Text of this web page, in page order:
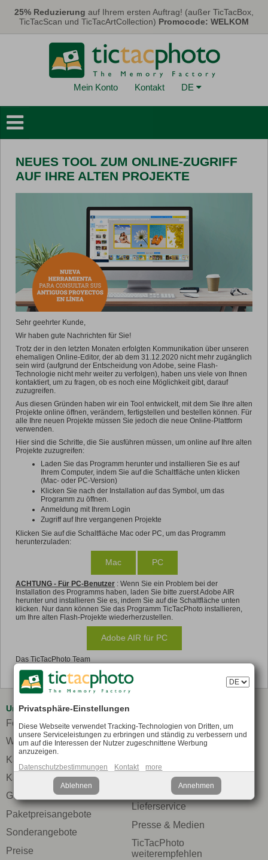
25% Reduzierung auf Ihrem ersten Auftrag! (außer TicTacBox,
TicTacScan und TicTacArtCollection) Promocode: WELKOM
Mein Konto Kontakt DE
Wanddekoration
Kalender
Karten
FotoGeschenke
Promo
NEUES TOOL ZUM ONLINE-ZUGRIFF
AUF IHRE ALTEN PROJEKTE
Sehr geehrter Kunde,
Wir haben gute Nachrichten für Sie!
Trotz der in den letzten Monaten erfolgten Kommunikation über unseren
ehemaligen Online-Editor, der ab dem 31.12.2020 nicht mehr zugänglich
sein wird (aufgrund der Entscheidung von Adobe, seine Flash-
Technologie nicht mehr weiter zu verfolgen), haben uns viele von Ihnen
kontaktiert, um zu fragen, ob es noch eine Möglichkeit gibt, darauf
zuzugreifen.
Aus diesen Gründen haben wir ein Tool entwickelt, mit dem Sie Ihre alten
Projekte online öffnen, verändern, fertigstellen und bestellen können. Für
alle Ihre neuen Projekte müssen Sie jedoch die neue Online-Plattform
verwenden.
Hier sind die Schritte, die Sie ausführen müssen, um online auf Ihre alten
Projekte zuzugreifen:
Laden Sie das Programm herunter und installieren Sie es auf
Ihrem Computer, indem Sie auf die Schaltfläche unten klicken
(Mac- oder PC-Version)
Klicken Sie nach der Installation auf das Symbol, um das
Programm zu öffnen.
Anmeldung mit Ihrem Login
Zugriff auf Ihre vergangenen Projekte
Klicken Sie auf die Schaltfläche Mac oder PC, um das Programm
herunterzuladen:
Mac PC
ACHTUNG - Für PC-Benutzer : Wenn Sie ein Problem bei der
Installation des Programms haben, laden Sie bitte zuerst Adobe AIR
herunter und installieren Sie es, indem Sie auf die Schaltfläche unten
klicken. Nur dann können Sie das Programm TicTacPhoto installieren,
um Ihre alten Flash-Projekte wiederherzustellen.
Adobe AIR für PC
Das TicTacPhoto Team
Unser Angebotskatalog
Fotobücher
Wanddekoration
Kalender
Karten
Geschenkartikel
Paketpreisangebote
Sonderangebote
Preise
Allgemeine
Geschäftsbedingungen
Firmenbestellungen
Karriere bei TicTac
Lieferservice
Presse & Medien
TicTacPhoto
weiterempfehlen
Privatsphäre-Einstellungen
Diese Webseite verwendet Tracking-Technologien von Dritten, um
unsere Serviceleistungen zu erbringen und ständig zu verbessern und
um auf die Interessen der Nutzer zugeschnittene Werbung
anzuzeigen.
Datenschutzbestimmungen
Kontakt more
Ablehnen Annehmen